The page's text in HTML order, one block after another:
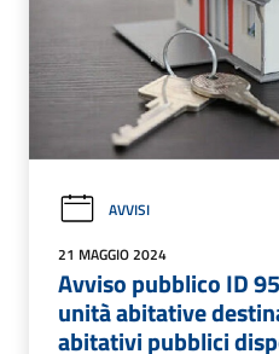
AVVISI
21 MAGGIO 2024
Avviso pubblico ID
unità abitative
abitativi pubblici